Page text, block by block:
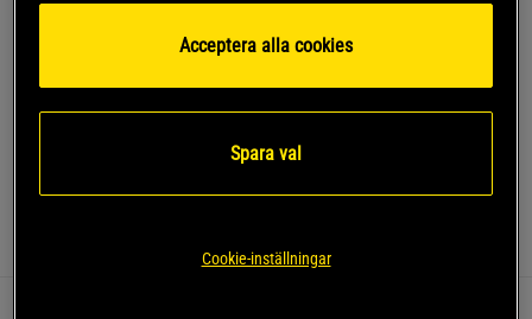
SKU #111217999R | EAN7332576196966
Flare Pants från Better Bodies kombinerar stil och
funktionalitet för en modern look.
Recensioner
Acceptera alla cookies
Spara val
Cookie-inställningar